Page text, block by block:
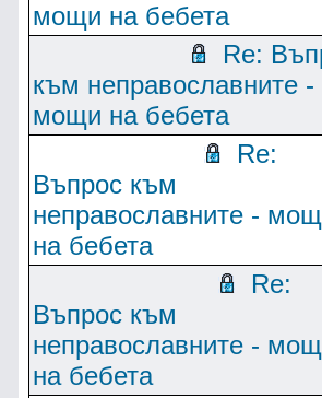
мощи на бебета
Re:
към неправославните -
мощи на бебета
Re:
Въпрос към
неправославните -
на бебета
Re:
Въпрос към
неправославните -
на бебета